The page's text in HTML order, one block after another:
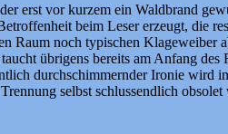
erst vor kurzem ein Waldbrand
beim Leser erzeugt, die
Raum noch typischen
übrigens bereits am Anfang
durchschimmernder Ironie wird
selbst schlussendlich obsolet